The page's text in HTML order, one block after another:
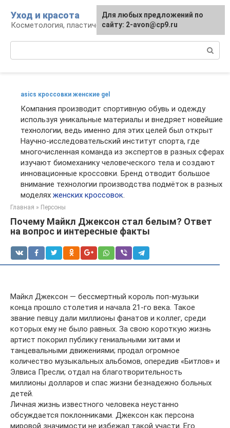
контенту
Уход и красота
Косметология, пластическая хирургия, уход
asics кроссовки женские gel
Компания производит спортивную обувь и одежду
используя уникальные материалы и внедряет новейшие
технологии, ведь именно для этих целей был открыт
Научно-исследовательский институт спорта, где
многочисленная команда из экспертов в разных сферах
изучают биомеханику человеческого тела и создают
инновационные кроссовки. Бренд отводит большое
внимание технологии производства подмёток в разных
моделях женских кроссовок.
Главная » Персоны
Почему Майкл Джексон стал белым? Ответ
на вопрос и интересные факты
Майкл Джексон — бессмертный король поп-музыки
конца прошло столетия и начала 21-го века. Такое
звание певцу дали миллионы фанатов и коллег, среди
которых ему не было равных. За свою короткую жизнь
артист покорил публику гениальными хитами и
танцевальными движениями; продал огромное
количество музыкальных альбомов, опередив «Битлов» и
Элвиса Пресли; отдал на благотворительность
миллионы долларов и спас жизни безнадежно больных
детей.
Личная жизнь известного человека неустанно
обсуждается поклонниками. Джексон как персона
мировой значимости не избежал такой участи. Его
Для любых предложений по
сайту: 2-avon@cp9.ru